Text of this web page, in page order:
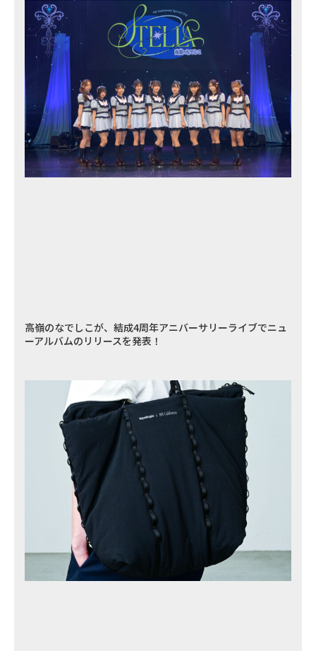
高嶺のなでしこが、結成4周年アニバーサリーライブでニュ
ーアルバムのリリースを発表！